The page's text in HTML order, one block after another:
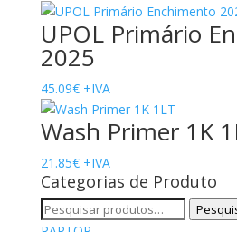
range:
6.88€
UPOL Primário
2025
45.09€ +IVA
Wash Primer 1K
21.85€ +IVA
Categorias de Produto
Pesquisar